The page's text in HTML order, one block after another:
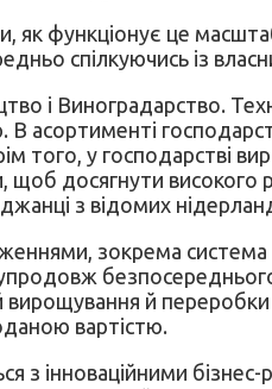
як функціонує це
спілкуючись із
і Виноградарство.
асортименті
у господарстві
досягнути високого
з відомих
зокрема
безпосереднього
вирощування й
вартістю.
інноваційними